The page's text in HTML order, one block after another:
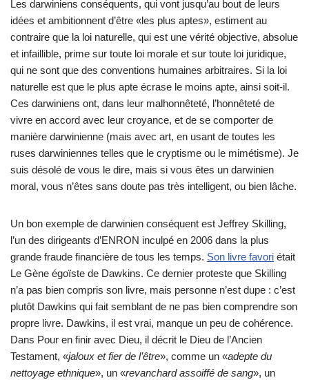
Les darwiniens conséquents, qui vont jusqu’au bout de leurs
idées et ambitionnent d’être «les plus aptes», estiment au
contraire que la loi naturelle, qui est une vérité objective, absolue
et infaillible, prime sur toute loi morale et sur toute loi juridique,
qui ne sont que des conventions humaines arbitraires. Si la loi
naturelle est que le plus apte écrase le moins apte, ainsi soit-il.
Ces darwiniens ont, dans leur malhonnêteté, l’honnêteté de
vivre en accord avec leur croyance, et de se comporter de
manière darwinienne (mais avec art, en usant de toutes les
ruses darwiniennes telles que le cryptisme ou le mimétisme). Je
suis désolé de vous le dire, mais si vous êtes un darwinien
moral, vous n’êtes sans doute pas très intelligent, ou bien lâche.
Un bon exemple de darwinien conséquent est Jeffrey Skilling,
l’un des dirigeants d’ENRON inculpé en 2006 dans la plus
grande fraude financière de tous les temps. Son livre favori était
Le Gène égoïste de Dawkins. Ce dernier proteste que Skilling
n’a pas bien compris son livre, mais personne n’est dupe : c’est
plutôt Dawkins qui fait semblant de ne pas bien comprendre son
propre livre. Dawkins, il est vrai, manque un peu de cohérence.
Dans Pour en finir avec Dieu, il décrit le Dieu de l’Ancien
Testament, «jaloux et fier de l’être», comme un «adepte du
nettoyage ethnique», un «revanchard assoiffé de sang», un